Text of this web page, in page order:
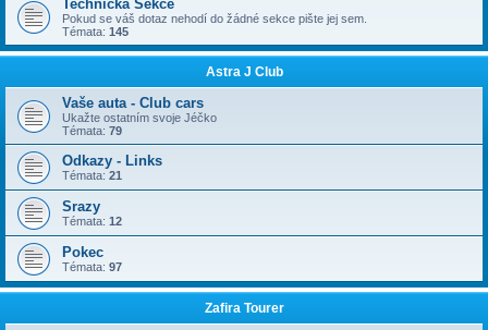
Technická Sekce
Pokud se váš dotaz nehodí do žádné sekce pište jej sem.
Témata: 145
Astra J Club
Vaše auta - Club cars
Ukažte ostatním svoje Jéčko
Témata: 79
Odkazy - Links
Témata: 21
Srazy
Témata: 12
Pokec
Témata: 97
Zafira Tourer